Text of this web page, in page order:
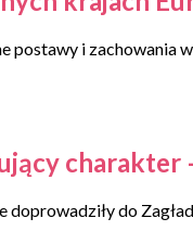
postawy i zachowania
charakter
do